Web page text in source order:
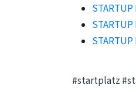
#startplatz